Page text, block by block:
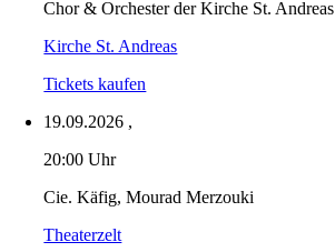
Chor & Orchester der Kirche St. Andreas
Kirche St. Andreas
Tickets kaufen
19.09.2026 ,
20:00 Uhr
Cie. Käfig, Mourad Merzouki
Theaterzelt